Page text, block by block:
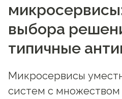
выбора
типичные
Микросервисы
систем с множеством